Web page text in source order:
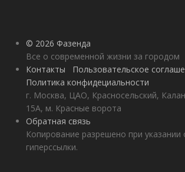
© 2026 Фазенда
Все о современной жизни за городом
Контакты
Пользовательское
Политика конфидециальности
г. Москва, ЦАО, Красносельский,
15А, м. Красные ворота
Обратная связь
Копирование разрешено при указании
гиперссылки.